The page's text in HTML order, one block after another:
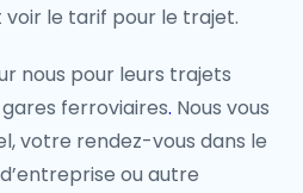
le tarif pour le trajet.
nous pour leurs trajets
ferroviaires. Nous vous
votre rendez-vous dans le
ou autre